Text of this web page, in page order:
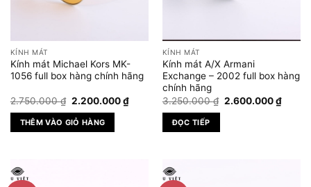
được
chọn
trên
trang
sản
phẩm
KÍNH MÁT
Kính mát Michael Kors MK-
1056 full box hàng chính hãng
2.750.000₫ Giá
là:
2.750.000 ₫.
2.200.000₫Giá
hiện
2.200.000 ₫.
THÊM VÀO GIỎ HÀNG
KÍNH MÁT
Kính mát A/X Armani
Exchange – 2002 full box hàng
chính hãng
3.250.000₫ Giá
gốc
2.600.000₫Giá
hiện
ĐỌC TIẾP